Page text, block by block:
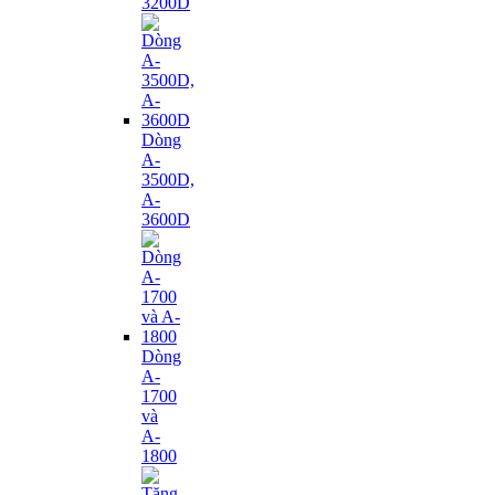
Dòng
A-
3500D,
A-
3600D
Dòng
A-
1700
và
A-
1800